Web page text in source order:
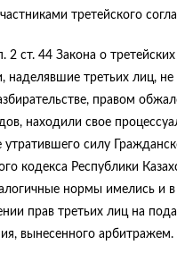
третейского
2 ст. 44 Закона о
наделявшие третьих лиц,
правом
находили свое
утратившего силу
кодекса Республики
нормы имелись и
прав третьих лиц на
вынесенного арбитражем.